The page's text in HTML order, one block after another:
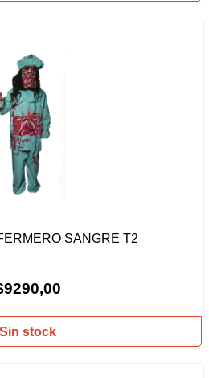
SANGRE T2
Sin stock